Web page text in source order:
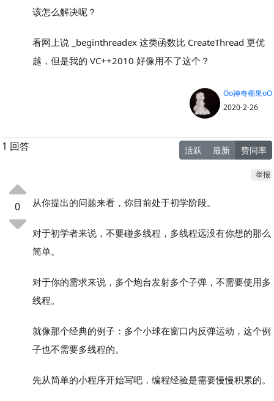
该怎么解决呢？
看网上说 _beginthreadex 这类函数比 CreateThread 更优
越，但是我的 VC++2010 好像用不了这个？
Oo神奇椰果oO
2020-2-26
1 回答 活跃 最新 赞同率
举报
0 从你提出的问题来看，你目前处于初学阶段。
对于初学者来说，不要碰多线程，多线程远没有你想的那么
简单。
对于你的需求来说，多个炮台发射多个子弹，不需要使用多
线程。
就像那个经典的例子：多个小球在窗口内反弹运动，这个例
子也不需要多线程的。
先从简单的小程序开始写吧，编程经验是需要慢慢积累的。